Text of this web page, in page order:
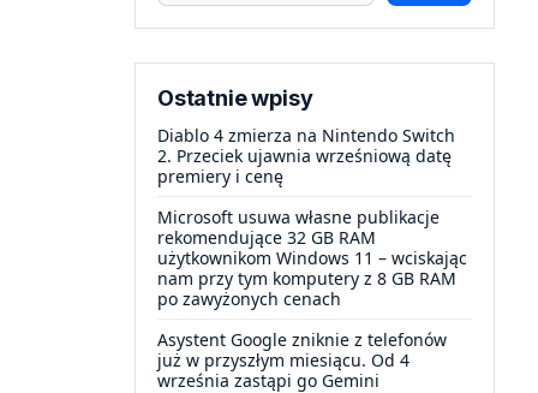
Ostatnie wpisy
Diablo 4 zmierza na Nintendo Switch
2. Przeciek ujawnia wrześniową datę
premiery i cenę
Microsoft usuwa własne publikacje
rekomendujące 32 GB RAM
użytkownikom Windows 11 – wciskając
nam przy tym komputery z 8 GB RAM
po zawyżonych cenach
Asystent Google zniknie z telefonów
już w przyszłym miesiącu. Od 4
września zastąpi go Gemini